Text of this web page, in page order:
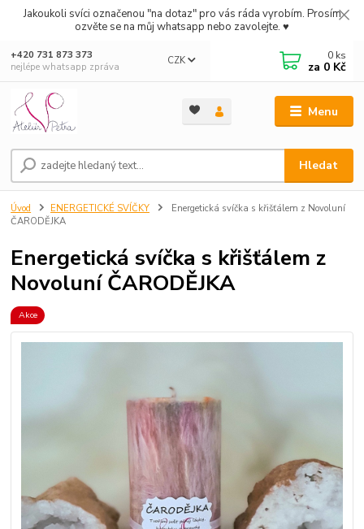
Jakoukoli svíci označenou "na dotaz" pro vás ráda vyrobím. Prosím
ozvěte se na můj whatsapp nebo zavolejte. ♥
Menu
CZK
Hledat
+420 731 873 373
nejlépe whatsapp zpráva
0 ks
za 0 Kč
Úvod ENERGETICKÉ SVÍČKY
Energetická svíčka s křišťálem z Novoluní
ČARODĚJKA
Energetická svíčka s křišťálem z
Novoluní ČARODĚJKA
Akce